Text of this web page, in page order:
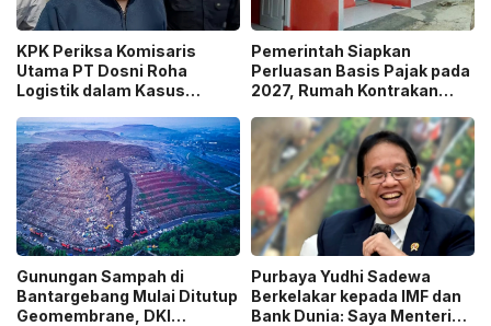
KPK Periksa Komisaris
Utama PT Dosni Roha
Logistik dalam Kasus
Pengangkutan Bansos!
Pemerintah Siapkan
Perluasan Basis Pajak pada
2027, Rumah Kontrakan
Pengawasan!
Gunungan Sampah di
Bantargebang Mulai Ditutup
Geomembrane, DKI
Purbaya Yudhi Sadewa
Berkelakar kepada IMF dan
Bank Dunia: Saya Menteri